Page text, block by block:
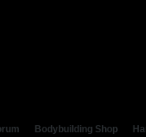
Bodybuilding Shop